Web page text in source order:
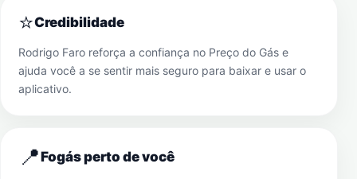
⭐Credibilidade
Rodrigo Faro reforça a confiança no Preço do Gás e
ajuda você a se sentir mais seguro para baixar e usar o
aplicativo.
📍Fogás perto de você